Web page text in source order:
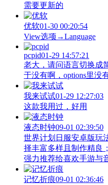
需要更新的
优软01-30 00:20:54
View‌选项→Language
pcpid01-29 14:57:21
老大，请问语言切换成
于没有啊，options里没
我来试试01-29 12:27:03
这款我用过，好用
液态时钟09-01 02:39:50
世界计划日服安卓版玩
择丰富多样且制作精良
强力推荐给喜欢手游与
记忆折痕09-01 02:36:46